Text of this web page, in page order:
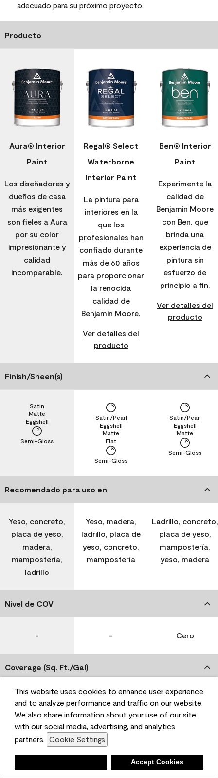
This website uses cookies to enhance user experience
and to analyze performance and traffic on our website.
We also share information about your use of our site
with our social media, advertising, and analytics
partners. Cookie Settings
Accept Cookies
adecuado para su próximo proyecto.
Producto
Aura® Interior
Paint
Los diseñadores y
dueños de casa
más exigentes
son fieles a Aura
por su color
impresionante y
calidad
incomparable.
Regal® Select
Waterborne
Interior Paint
La pintura para
interiores en la
que los
profesionales han
confiado durante
más de 60 años
para proporcionar
la renocida
calidad de
Benjamin Moore.
Ver detalles del
producto
Ben® Interior
Paint
Experimente la
calidad de
Benjamin Moore
con Ben, que
brinda una
experiencia de
pintura sin
esfuerzo de
principio a fin.
Ver detalles del
producto
Finish/Sheen(s)
Semi-Gloss
Eggshell
Matte
Satin
Semi-Gloss
Flat
Matte
Eggshell
Satin/Pearl
Semi-Gloss
Matte
Eggshell
Satin/Pearl
Recomendado para uso en
Yeso, concreto,
placa de yeso,
madera,
mampostería,
ladrillo
Yeso, madera,
ladrillo, placa de
yeso, concreto,
mampostería
Ladrillo, concreto,
placa de yeso,
mampostería,
yeso, madera
Nivel de COV
- - Cero
Coverage (Sq. Ft./Gal)
350-400 400-450 400-450
Tiempo de secado
1 hora